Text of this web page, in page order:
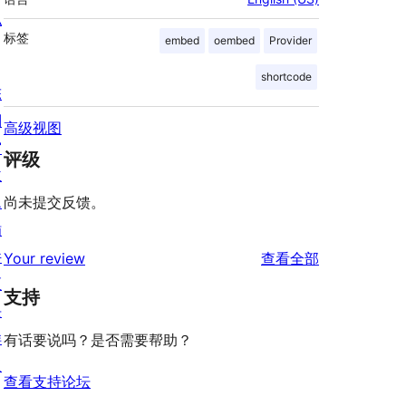
标签 embed oembed Provider
shortcode
高级视图
评级
尚未提交反馈。
Your review 查看全部
支持
有话要说吗？是否需要帮助？
查看支持论坛